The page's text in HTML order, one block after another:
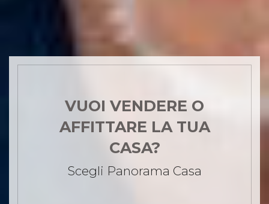
VUOI VENDERE O
AFFITTARE LA TUA
CASA?
Scegli Panorama Casa